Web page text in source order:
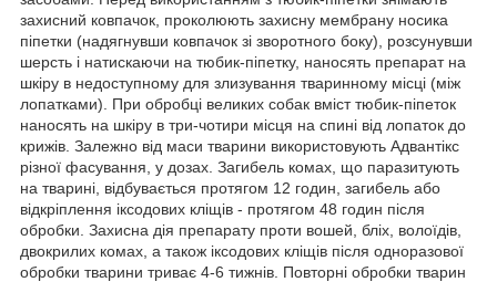
захисний ковпачок, проколюють захисну мембрану носика
піпетки (надягнувши ковпачок зі зворотного боку), розсунувши
шерсть і натискаючи на тюбик-піпетку, наносять препарат на
шкіру в недоступному для злизування тваринному місці (між
лопатками). При обробці великих собак вміст тюбик-піпеток
наносять на шкіру в три-чотири місця на спині від лопаток до
крижів. Залежно від маси тварини використовують Адвантікс
різної фасування, у дозах. Загибель комах, що паразитують
на тварині, відбувається протягом 12 годин, загибель або
відкріплення іксодових кліщів - протягом 48 годин після
обробки. Захисна дія препарату проти вошей, бліх, волоїдів,
двокрилих комах, а також іксодових кліщів після одноразової
обробки тварини триває 4-6 тижнів. Повторні обробки тварин